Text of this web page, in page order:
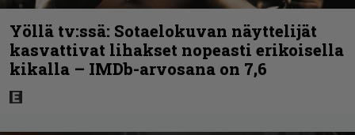
Yöllä tv:ssä: Sotaelokuvan näyttelijät
kasvattivat lihakset nopeasti erikoisella
kikalla – IMDb-arvosana on 7,6